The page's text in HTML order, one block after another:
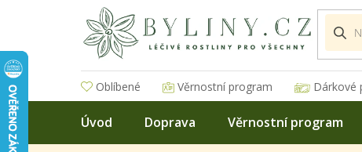
Oblíbené Věrnostní program Dárkové
Úvod Doprava Věrnostní program